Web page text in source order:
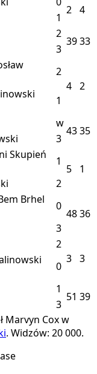
2 4
1
2
3933
3
2
4 2
1
w
4335
3
Skupień
1
5
1
2
Brhel
0
4836
3
2
3 3
0
1
51 39
3
Marvyn Cox w
. Widzów: 20 000.